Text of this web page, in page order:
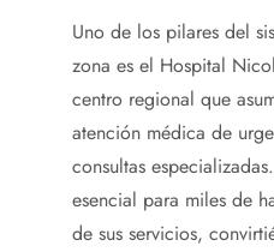
Uno de los pilares del
zona es el Hospital
centro regional que
atención médica de
consultas
esencial para miles de
de sus servicios,